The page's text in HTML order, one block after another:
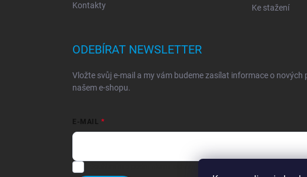
Kontakty
Ke stažení
ODEBÍRAT NEWSLETTER
Vložte svůj e-mail a my vám budeme zasílat informace o nových
našem e-shopu.
E-MAIL